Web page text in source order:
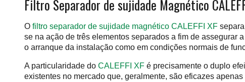
Filtro Separador de sujidade Magnético
O filtro separador de sujidade magnético CALEFFI XF
se na ação de três elementos separados a fim de assegurar
o arranque da instalação como em condições normais de
A particularidade do CALEFFI XF é precisamente o duplo
existentes no mercado que, geralmente, são eficazes